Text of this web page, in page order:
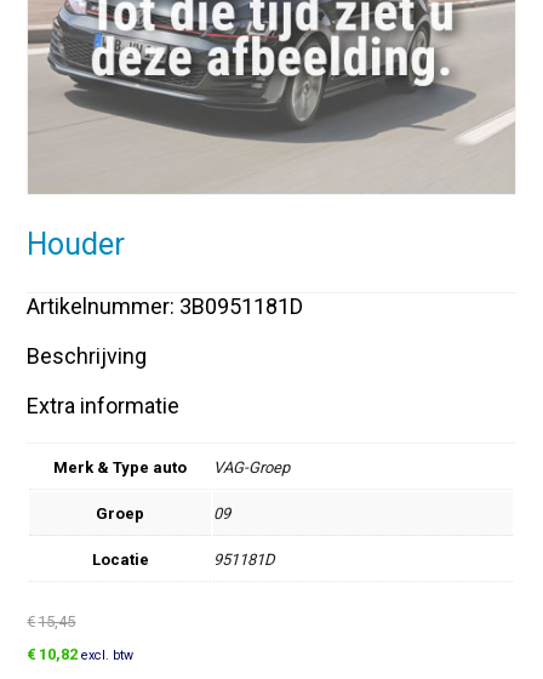
Houder
Artikelnummer: 3B0951181D
Beschrijving
Extra informatie
Merk & Type auto VAG-Groep
Groep 09
Locatie 951181D
€15,45
Oorspronkelijke
€ 10,82Huidige
excl. btw